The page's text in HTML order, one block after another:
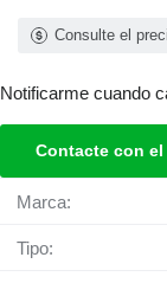
Consulte el
Notificarme cuando
Contacte con
Marca:
Tipo: